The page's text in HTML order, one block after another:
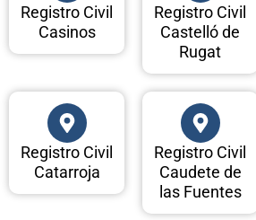
Registro Civil
Casinos
Registro Civil
Castelló de
Rugat
Registro Civil
Catarroja
Registro Civil
Caudete de
las Fuentes